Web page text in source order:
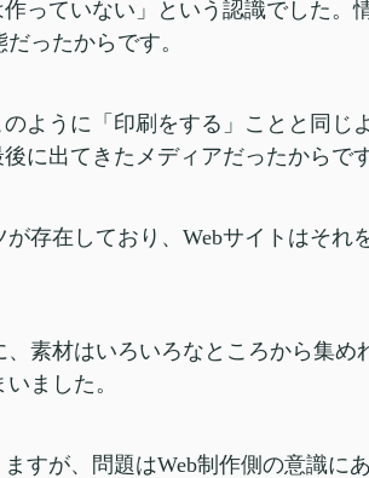
っていない」という認識でした。
ったからです。
ように「印刷をする」ことと同じ
に出てきたメディアだったからです
存在しており、Webサイトはそれ
素材はいろいろなところから集
ました。
すが、問題はWeb制作側の意識に